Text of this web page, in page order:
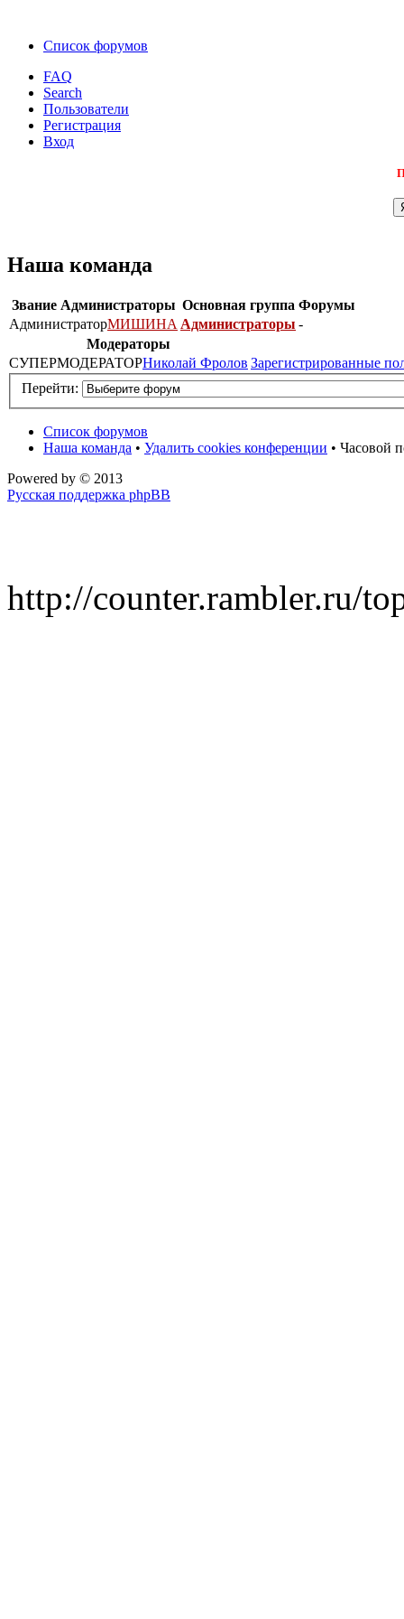
Список форумов
FAQ
Search
Пользователи
Регистрация
Вход
Наша команда
Звание Администраторы Основная группа Форумы
АдминистраторМИШИНА Администраторы -
Модераторы
СУПЕРМОДЕРАТОРНиколай Фролов Зарегистрированные
Перейти:
Список форумов
Наша команда • Удалить cookies конференции • Часовой
Powered by © 2013
Русская поддержка phpBB
http://counter.rambler.ru/